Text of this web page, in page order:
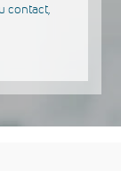
contact,